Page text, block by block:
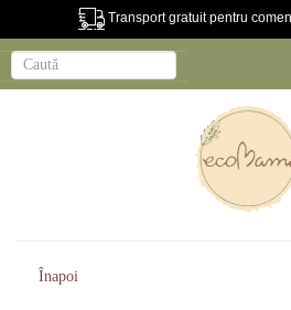
Transport gratuit pentru
Înapoi